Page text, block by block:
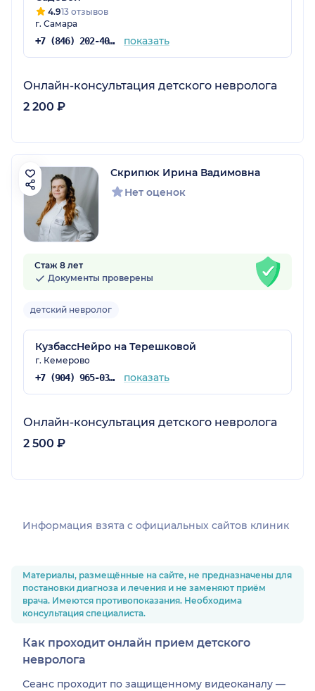
4.913 отзывов
г. Самара
+7 (846) 202-40-03 показать
Онлайн-консультация детского невролога
2 200 ₽
Скрипюк Ирина Вадимовна
Нет оценок
Стаж 8 лет
Документы проверены
детский невролог
КузбассНейро на Терешковой
г. Кемерово
+7 (904) 965-03-55 показать
Онлайн-консультация детского невролога
2 500 ₽
Информация взята c официальных сайтов клиник
Материалы, размещённые на сайте, не предназначены для
постановки диагноза и лечения и не заменяют приём
врача. Имеются противопоказания. Необходима
консультация специалиста.
Как проходит онлайн прием детского
невролога
Сеанс проходит по защищенному видеоканалу —